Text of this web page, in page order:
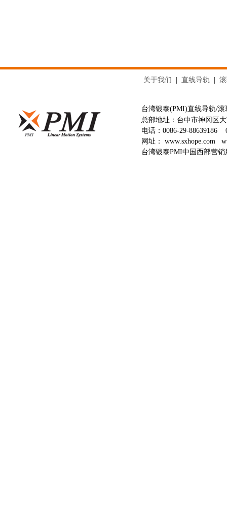
关于我们 直线导轨
台湾银泰(PMI)直线导轨/
总部地址：台中市神冈区
电话： 0086-29-88639186
网址： www.sxhope.com
台湾银泰PMI中国西部营